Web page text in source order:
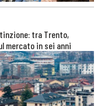
tra Trento,
mercato in sei anni